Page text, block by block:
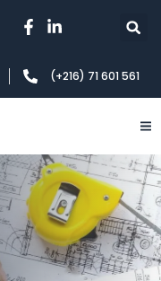
(+216) 71 601 561